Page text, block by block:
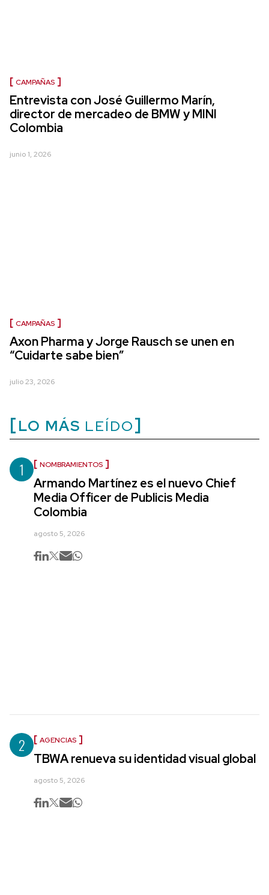
CAMPAÑAS
Entrevista con José Guillermo Marín,
director de mercadeo de BMW y MINI
Colombia
junio 1, 2026
CAMPAÑAS
Axon Pharma y Jorge Rausch se unen en
“Cuidarte sabe bien”
julio 23, 2026
LO MÁS LEÍDO
1 NOMBRAMIENTOS
Armando Martínez es el nuevo Chief
Media Officer de Publicis Media
Colombia
agosto 5, 2026
2 AGENCIAS
TBWA renueva su identidad visual global
agosto 5, 2026